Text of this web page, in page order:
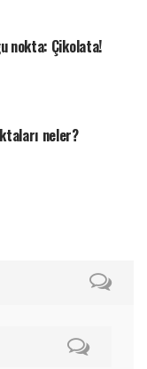
nokta: Çikolata!
neler?